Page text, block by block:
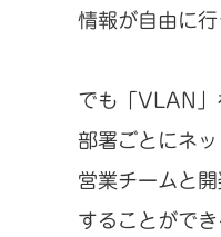
情報が自由に
でも「VLAN」
部署ごとにネッ
営業チームと
することができ